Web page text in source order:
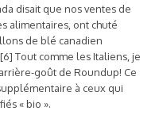
disait que nos ventes de
alimentaires, ont chuté
de blé canadien
Tout comme les Italiens, je
goût de Roundup! Ce
à ceux qui
« bio ».